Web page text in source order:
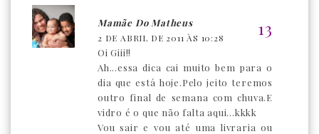
Mamãe Do Matheus
2 DE ABRIL DE 2011 ÀS 10:28
Oi Giii!!
Ah...essa dica cai muito bem para o
dia que está hoje.Pelo jeito teremos
outro final de semana com chuva.E
vidro é o que não falta aqui...kkkk
Vou sair e vou até uma livraria ou